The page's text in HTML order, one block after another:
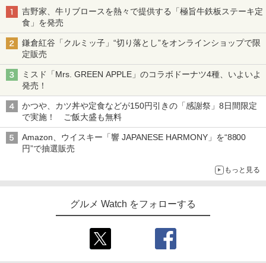
吉野家、牛リブロースを熱々で提供する「極旨牛鉄板ステーキ定
食」を発売
鎌倉紅谷「クルミッ子」“切り落とし”をオンラインショップで限
定販売
ミスド「Mrs. GREEN APPLE」のコラボドーナツ4種、いよいよ
発売！
かつや、カツ丼や定食などが150円引きの「感謝祭」8日間限定
で実施！ ご飯大盛も無料
Amazon、ウイスキー「響 JAPANESE HARMONY」を“8800
円”で抽選販売
もっと見る
グルメ Watch をフォローする